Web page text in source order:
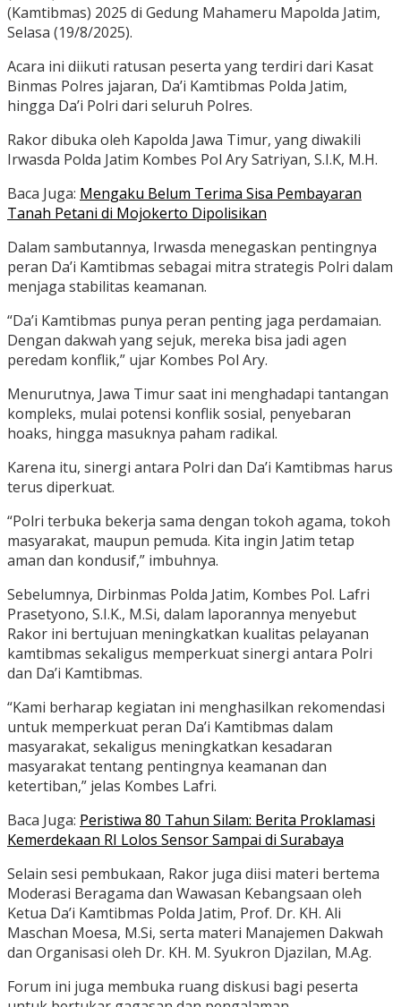
(Kamtibmas) 2025 di Gedung Mahameru Mapolda Jatim,
Selasa (19/8/2025).
Acara ini diikuti ratusan peserta yang terdiri dari Kasat
Binmas Polres jajaran, Da’i Kamtibmas Polda Jatim,
hingga Da’i Polri dari seluruh Polres.
Rakor dibuka oleh Kapolda Jawa Timur, yang diwakili
Irwasda Polda Jatim Kombes Pol Ary Satriyan, S.I.K, M.H.
Baca Juga: Mengaku Belum Terima Sisa Pembayaran
Tanah Petani di Mojokerto Dipolisikan
Dalam sambutannya, Irwasda menegaskan pentingnya
peran Da’i Kamtibmas sebagai mitra strategis Polri dalam
menjaga stabilitas keamanan.
“Da’i Kamtibmas punya peran penting jaga perdamaian.
Dengan dakwah yang sejuk, mereka bisa jadi agen
peredam konflik,” ujar Kombes Pol Ary.
Menurutnya, Jawa Timur saat ini menghadapi tantangan
kompleks, mulai potensi konflik sosial, penyebaran
hoaks, hingga masuknya paham radikal.
Karena itu, sinergi antara Polri dan Da’i Kamtibmas harus
terus diperkuat.
“Polri terbuka bekerja sama dengan tokoh agama, tokoh
masyarakat, maupun pemuda. Kita ingin Jatim tetap
aman dan kondusif,” imbuhnya.
Sebelumnya, Dirbinmas Polda Jatim, Kombes Pol. Lafri
Prasetyono, S.I.K., M.Si, dalam laporannya menyebut
Rakor ini bertujuan meningkatkan kualitas pelayanan
kamtibmas sekaligus memperkuat sinergi antara Polri
dan Da’i Kamtibmas.
“Kami berharap kegiatan ini menghasilkan rekomendasi
untuk memperkuat peran Da’i Kamtibmas dalam
masyarakat, sekaligus meningkatkan kesadaran
masyarakat tentang pentingnya keamanan dan
ketertiban,” jelas Kombes Lafri.
Baca Juga: Peristiwa 80 Tahun Silam: Berita Proklamasi
Kemerdekaan RI Lolos Sensor Sampai di Surabaya
Selain sesi pembukaan, Rakor juga diisi materi bertema
Moderasi Beragama dan Wawasan Kebangsaan oleh
Ketua Da’i Kamtibmas Polda Jatim, Prof. Dr. KH. Ali
Maschan Moesa, M.Si, serta materi Manajemen Dakwah
dan Organisasi oleh Dr. KH. M. Syukron Djazilan, M.Ag.
Forum ini juga membuka ruang diskusi bagi peserta